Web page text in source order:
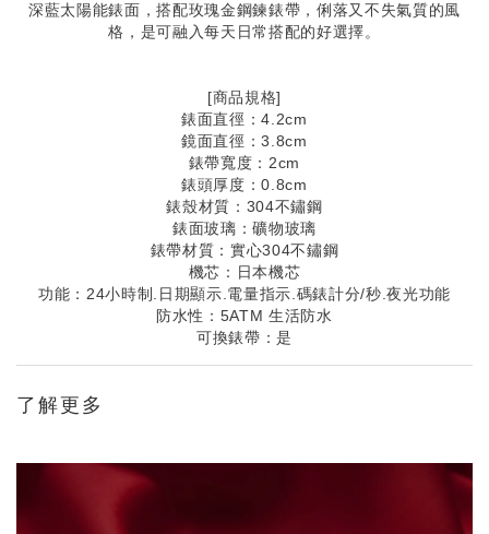
深藍太陽能錶面，搭配玫瑰金鋼鍊錶帶，俐落又不失氣質的風
格，是可融入每天日常搭配的好選擇。
[商品規格]
錶面直徑：4.2cm
鏡面直徑：3.8cm
錶帶寬度：2cm
錶頭厚度：0.8cm
錶殼材質：304不鏽鋼
錶面玻璃：礦物玻璃
錶帶材質：實心304不鏽鋼
機芯：日本機芯
功能：24小時制.日期顯示.電量指示.碼錶計分/秒.夜光功能
防水性：5ATM 生活防水
可換錶帶：是
了解更多